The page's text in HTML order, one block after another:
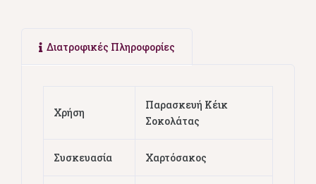
Διατροφικές Πληροφορίες
Χρήση
Παρασκευή Κέικ
Σοκολάτας
Συσκευασία Χαρτόσακος